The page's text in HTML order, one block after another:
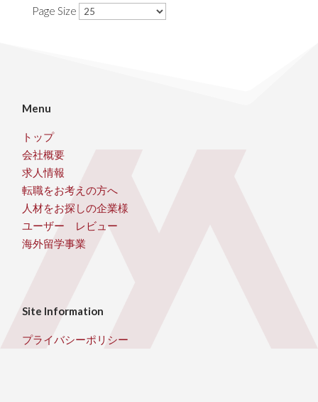
Page Size
Menu
トップ
会社概要
求人情報
転職をお考えの方へ
人材をお探しの企業様
ユーザー レビュー
海外留学事業
Site Information
プライバシーポリシー